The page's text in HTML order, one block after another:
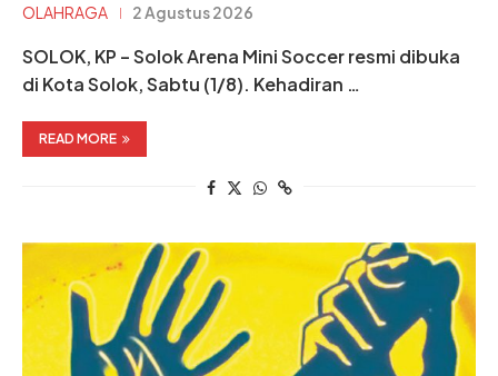
OLAHRAGA 2 Agustus 2026
SOLOK, KP – Solok Arena Mini Soccer resmi dibuka
di Kota Solok, Sabtu (1/8). Kehadiran …
READ MORE